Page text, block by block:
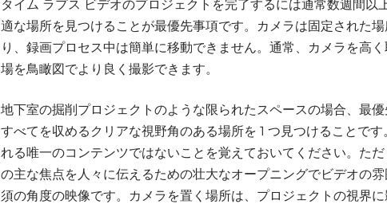
タイム ラプス ビデオのプロジェクトを完了するには通常数週間以
適な場所を見つけることが最優先事項です。カメラは固定された
り、録画プロセス中は簡単に移動できません。通常、カメラを高
場を鳥瞰図でより良く撮影できます。
地下室の掘削プロジェクトのような限られたスペースの場合、最
すべてを収めるクリアな視野角のある場所を 1 つ見つけることで
れる唯一のコンテンツではないことを覚えておいてください。た
の主な焦点を人々に伝えるための壮大なオープニングでビデオの
須の角度の映像です。カメラを置く場所は、プロジェクトの視界に